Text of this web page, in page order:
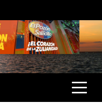
VENEZUELA Y
GENERAL.